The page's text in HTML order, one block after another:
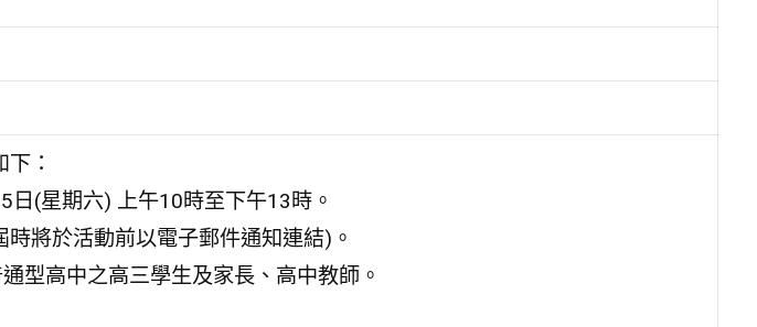
：
日(星期六) 上午10時至下午13時。
將於活動前以電子郵件通知連結)。
型高中之高三學生及家長、高中教師。